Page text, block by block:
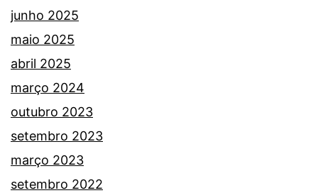
junho 2025
maio 2025
abril 2025
março 2024
outubro 2023
setembro 2023
março 2023
setembro 2022